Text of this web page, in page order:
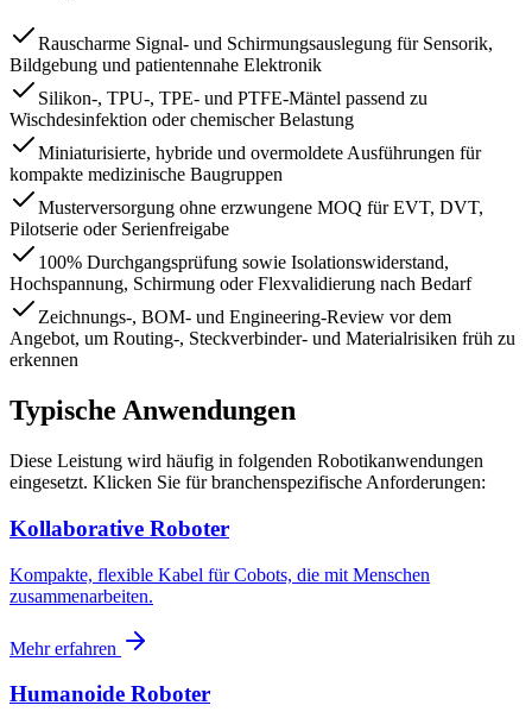
Rauscharme Signal- und Schirmungsauslegung für Sensorik,
Bildgebung und patientennahe Elektronik
Silikon-, TPU-, TPE- und PTFE-Mäntel passend zu
Wischdesinfektion oder chemischer Belastung
Miniaturisierte, hybride und overmoldete Ausführungen für
kompakte medizinische Baugruppen
Musterversorgung ohne erzwungene MOQ für EVT, DVT,
Pilotserie oder Serienfreigabe
100% Durchgangsprüfung sowie Isolationswiderstand,
Hochspannung, Schirmung oder Flexvalidierung nach Bedarf
Zeichnungs-, BOM- und Engineering-Review vor dem
Angebot, um Routing-, Steckverbinder- und Materialrisiken früh zu
erkennen
Typische Anwendungen
Diese Leistung wird häufig in folgenden Robotikanwendungen
eingesetzt. Klicken Sie für branchenspezifische Anforderungen:
Kollaborative Roboter
Kompakte, flexible Kabel für Cobots, die mit Menschen
zusammenarbeiten.
Mehr erfahren
Humanoide Roboter